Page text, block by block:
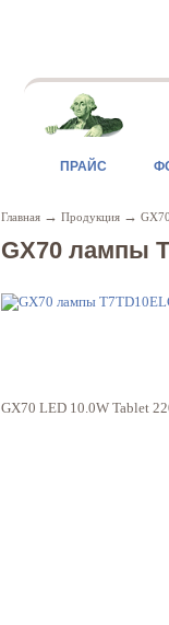
ПРАЙС
Главная → Продукция →
GX70 лампы
GX70 LED 10.0W Tablet